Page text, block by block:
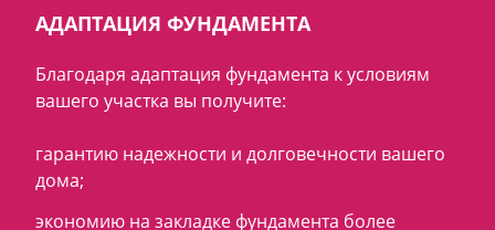
АДАПТАЦИЯ ФУНДАМЕНТА
Благодаря адаптация фундамента к условиям
вашего участка вы получите:
гарантию надежности и долговечности вашего
дома;
экономию на закладке фундамента более